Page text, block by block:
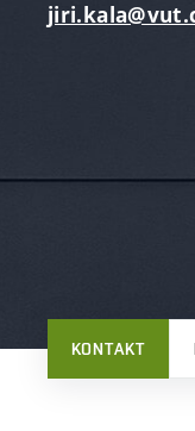
KONTAKT